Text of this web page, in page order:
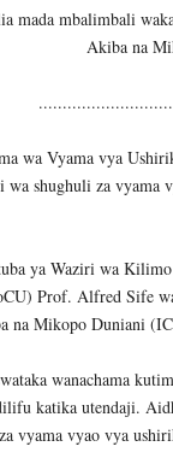
mada mbalimbali
Akiba na
wa Vyama vya
wa shughuli za
ya Waziri wa
Prof. Alfred Sife
na Mikopo Duniani
wanachama
katika utendaji.
vyama vyao vya